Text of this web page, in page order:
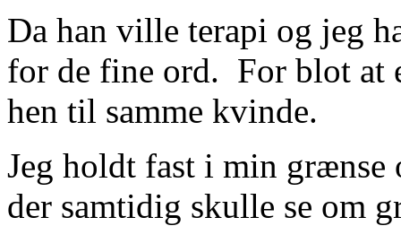
Da han ville terapi og jeg
for de fine ord. For blot at
hen til samme kvinde.
Jeg holdt fast i min
der samtidig skulle se om